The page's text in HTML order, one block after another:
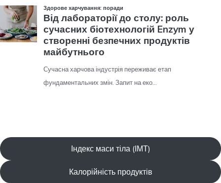
Індекс маси тіла (ІМТ)
Калорійність продуктів